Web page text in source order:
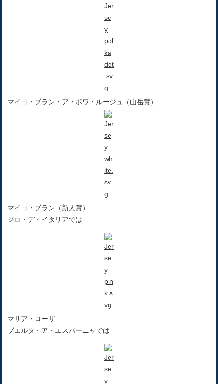
マイヨ・ブラン・ア・ポワ・ルージュ （山岳賞）
マイヨ・ブラン （新人賞）
ジロ・デ・イタリアでは
マリア・ローザ
ブエルタ・ア・エスパーニャでは